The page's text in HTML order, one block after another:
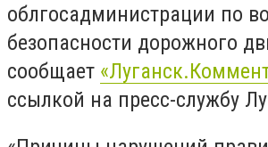
облгосадминистрации по
безопасности дорожного
сообщает
ссылкой на пресс-службу